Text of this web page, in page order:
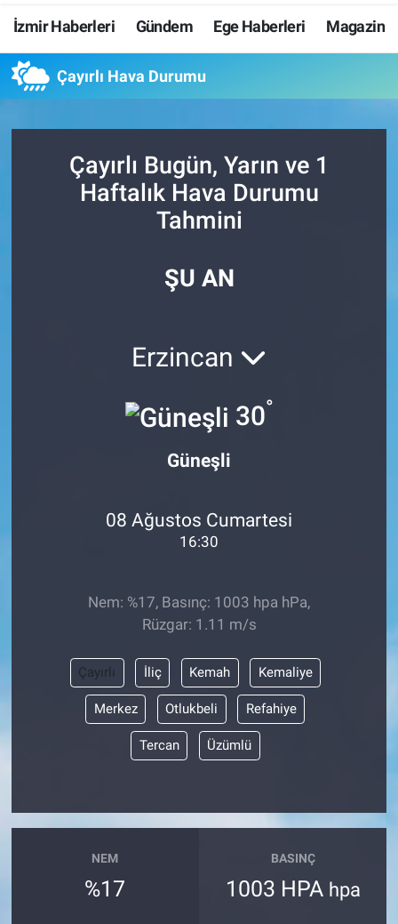
İzmir Haberleri Gündem Ege Haberleri Magazin
Çayırlı Hava Durumu
Çayırlı Bugün, Yarın ve 1
Haftalık Hava Durumu
Tahmini
ŞU AN
Erzincan
30°
Güneşli
08 Ağustos Cumartesi
16:30
Nem: %17, Basınç: 1003 hpa hPa,
Rüzgar: 1.11 m/s
Çayırlı İliç Kemah Kemaliye
Merkez Otlukbeli Refahiye
Tercan Üzümlü
NEM
%17
BASINÇ
1003 HPA hpa
Resmi İlanlar
Resmi Reklam